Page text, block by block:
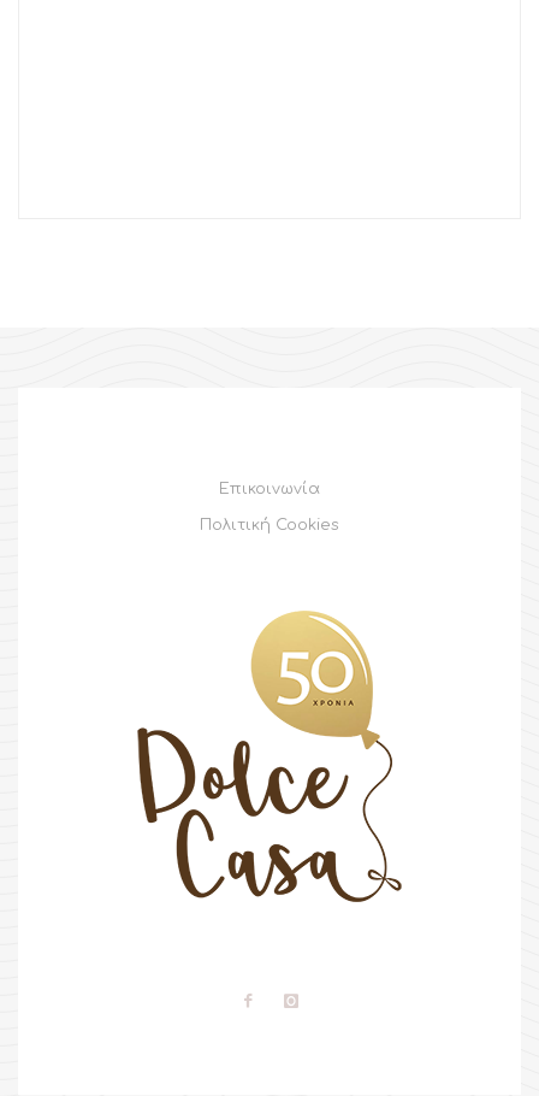
Επικοινωνία
Πολιτική Cookies